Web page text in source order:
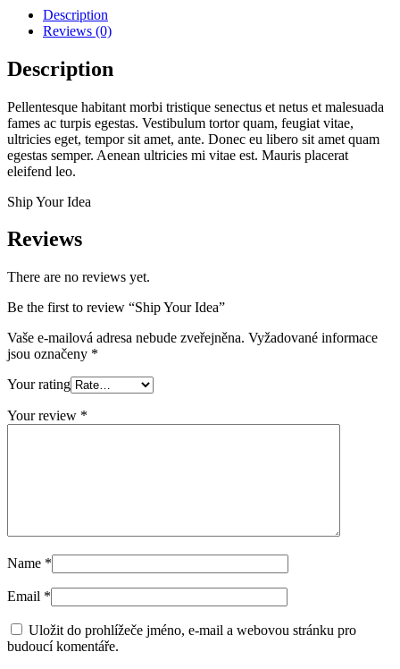
Description
Reviews (0)
Description
Pellentesque habitant morbi tristique senectus et netus et malesuada
fames ac turpis egestas. Vestibulum tortor quam, feugiat vitae,
ultricies eget, tempor sit amet, ante. Donec eu libero sit amet quam
egestas semper. Aenean ultricies mi vitae est. Mauris placerat
eleifend leo.
Ship Your Idea
Reviews
There are no reviews yet.
Be the first to review “Ship Your Idea”
Vaše e-mailová adresa nebude zveřejněna. Vyžadované informace
jsou označeny *
Your rating
Your review *
Name *
Email *
Uložit do prohlížeče jméno, e-mail a webovou stránku pro
budoucí komentáře.